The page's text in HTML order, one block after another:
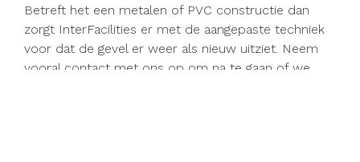
Betreft het een metalen of PVC constructie dan
zorgt InterFacilities er met de aangepaste techniek
voor dat de gevel er weer als nieuw uitziet. Neem
vooral contact met ons op om na te gaan of we